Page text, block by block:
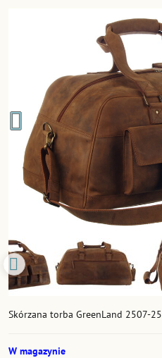
Skórzana torba GreenLand 2507-25
W magazynie